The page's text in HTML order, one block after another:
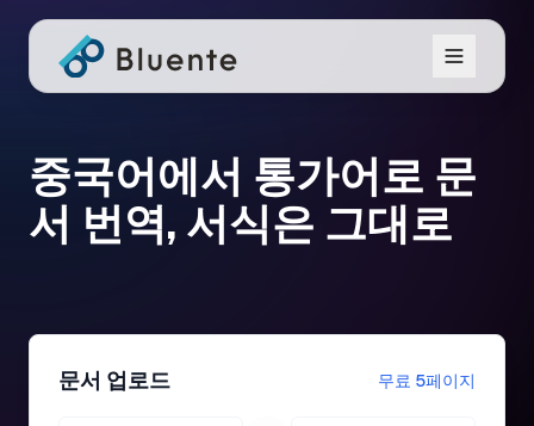
중국어에서 통가어로 문
서 번역, 서식은 그대로
문서 업로드 무료 5페이지